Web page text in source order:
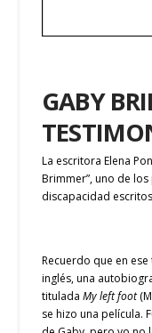
GABY
La escritora Elena
Brimmer”, uno de
discapacidad
Recuerdo que en
inglés, una
tituladaMy left foot
se hizo una película.